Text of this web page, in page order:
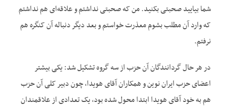
شما بیایید صحبتی بکنید. من که صحبتی نداشتم و علاقه‌ای هم نداشتم
که وارد آن مطلب بشوم معذرت خواستم و بعد دیگر دنباله آن کنگره هم
نرفتم.
در هر حال گردانندگان آن حزب از سه گروه تشکیل شد: یکی بیشتر
اعضای حزب ایران نوین و همکاران آقای هویدا، چون دبیر کلی آن حزب
هم به خود آقای هویدا ابتدا محول شده بود، یک تعدادی از علاقمندان